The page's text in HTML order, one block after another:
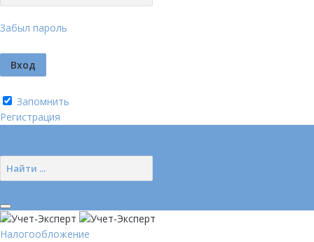
Забыл пароль
Запомнить
Регистрация
Налогообложение